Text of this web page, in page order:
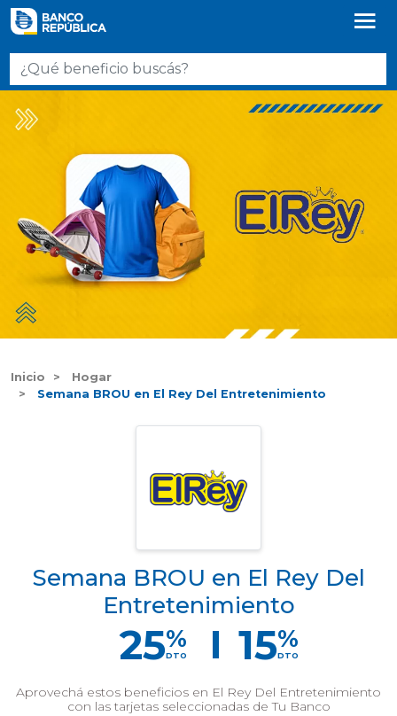
Inicio
Hogar
Semana BROU en El Rey Del Entretenimiento
Semana BROU en El Rey Del
Entretenimiento
25%
DTO 15%
DTO
Aprovechá estos beneficios en El Rey Del Entretenimiento
con las tarjetas seleccionadas de Tu Banco